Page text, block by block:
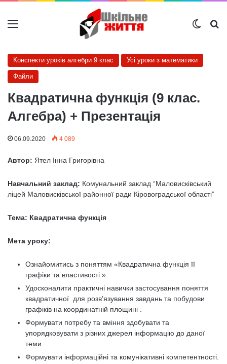
Меню
Конспекти уроків алгебри 9 клас Усі уроки з математики
Файли
Квадратична функція (9 клас.
Алгебра) + Презентація
06.09.2020 4 089
Автор: Ятел Інна Григорівна
Навчальний заклад: Комунальний заклад “Маловисківський
ліцей Маловисківської районної ради Кіровоградської області”
Тема: Квадратична функція
Мета уроку:
Ознайомитись з поняттям «Квадратична функція її
графіки та властивості ».
Удосконалити практичні навички застосування поняття
квадратичної для розв’язування завдань та побудови
графіків на координатній площині .
Формувати потребу та вміння здобувати та
упорядковувати з різних джерел інформацію до даної
теми.
Формувати інформаційні та комунікативні компетентності.